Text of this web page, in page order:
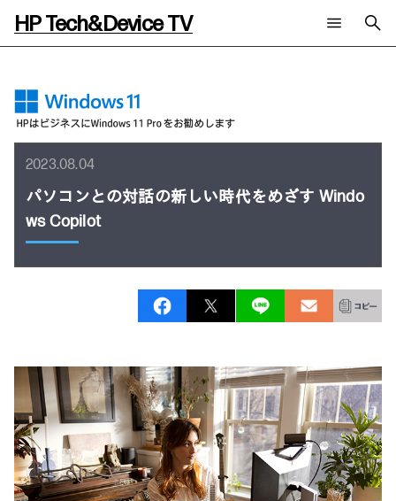
HP Tech&Device TV
全てのコンテンツ
チャンネル
AIの進化と活用事例
サイバーセキュリティ
教育とテクノロジー
自治体・公共
ハイブリッドワーク
タグ
AI PC
WXP（DEXツール）
タグ一覧
コラム一覧
ご相談
メールニュース会員登録
2023.08.04
パソコンとの対話の新しい時代をめざす Windo
ws Copilot